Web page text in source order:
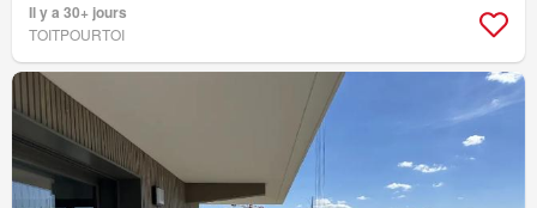
Il y a 30+ jours
TOITPOURTOI